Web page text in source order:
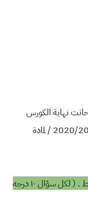
نهاية الكورس
الاول / الدور الاول / للعام الدراسي 2020/2019 / لمادة
ملاحظه :- الاجابة عن خمس اسئله فقط . ( لكل سؤال ١٠ درجه